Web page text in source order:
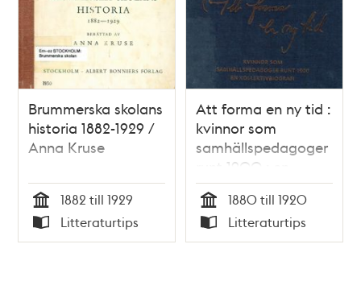
Brummerska skolans
historia 1882-1929 /
Anna Kruse
Tid
1882 till 1929
Typ
Litteraturtips
Att forma en ny tid :
kvinnor som
samhällspedagoger
runt 1900 : en
kollektivbiografi /
Boel Englund (red)
Tid
1880 till 1920
Typ
Litteraturtips